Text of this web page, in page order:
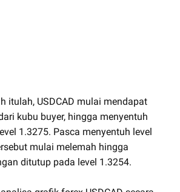
itulah, USDCAD mulai mendapat
kubu buyer, hingga menyentuh
1.3275. Pasca menyentuh level
mulai melemah hingga
ditutup pada level 1.3254.